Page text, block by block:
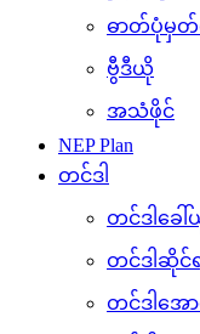
ဓာတ်ပုံမှ
ဗွီဒီယို
အသံဖိုင်
NEP Plan
တင်ဒါ
တင်ဒါခေါ်
တင်ဒါဆိုင်
တင်ဒါအော